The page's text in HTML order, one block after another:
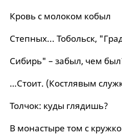
Кровь с молоком кобыл
Степных... Тобольск,
Сибирь" – забыл, чем
…Стоит. (Костлявым
Толчок: куды глядишь?
В монастыре том с